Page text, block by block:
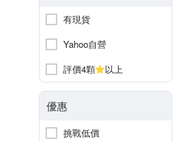
有現貨
Yahoo自營
評價4顆
以上
優惠
挑戰低價